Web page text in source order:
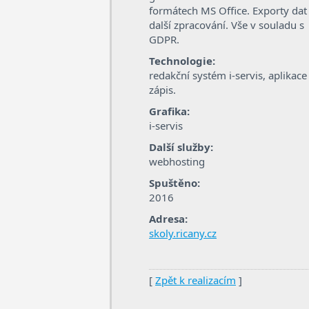
formátech MS Office. Exporty
další zpracování. Vše v souladu s
GDPR.
Technologie:
redakční systém i-servis,
zápis.
Grafika:
i-servis
Další služby:
webhosting
Spuštěno:
2016
Adresa:
skoly.ricany.cz
[ Zpět k realizacím ]